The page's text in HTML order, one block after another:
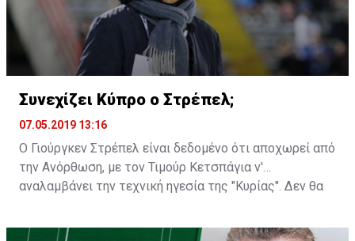
Συνεχίζει Κύπρο ο Στρέπελ;
07.05.2019 13:16
Ο Γιούργκεν Στρέπελ είναι δεδομένο ότι αποχωρεί από
την Ανόρθωση, με τον Τιμούρ Κετσπάγια ν'
αναλαμβάνει την τεχνική ηγεσία της "Κυρίας". Δεν θα
προπονητή να παραμένει στην Κύπρο για κάποια άλλη